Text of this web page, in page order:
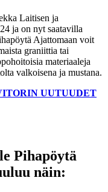
Laitisen ja
ja on nyt saatavilla
Ajattomaan voit
graniittia tai
materiaaleja
valkoisena ja mustana.
UUTUUDET
Pihapöytä
näin: